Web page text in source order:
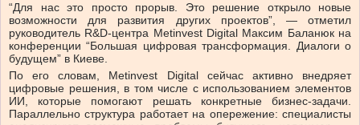
“Для нас это просто прорыв. Это решение открыло новые
возможности для развития других проектов”, — отметил
руководитель R&D-центра Metinvest Digital Максим Баланюк на
конференции “Большая цифровая трансформация. Диалоги о
будущем” в Киеве.
По его словам, Metinvest Digital сейчас активно внедряет
цифровые решения, в том числе с использованием элементов
ИИ, которые помогают решать конкретные бизнес-задачи.
Параллельно структура работает на опережение: специалисты